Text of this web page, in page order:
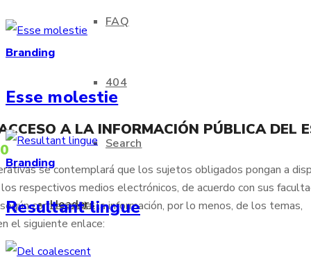
FAQ
404
Search
Headers
A LA INFORMACIÓN PÚBLICA DEL
se contemplará que los sujetos obligados pongan a
respectivos medios electrónicos, de acuerdo con sus
corresponda, la información, por lo menos, de los temas,
el siguiente enlace:
Branding
Esse molestie
Branding
Resultant lingue